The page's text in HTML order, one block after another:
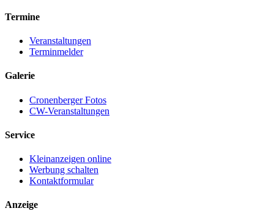
Termine
Veranstaltungen
Terminmelder
Galerie
Cronenberger Fotos
CW-Veranstaltungen
Service
Kleinanzeigen online
Werbung schalten
Kontaktformular
Anzeige